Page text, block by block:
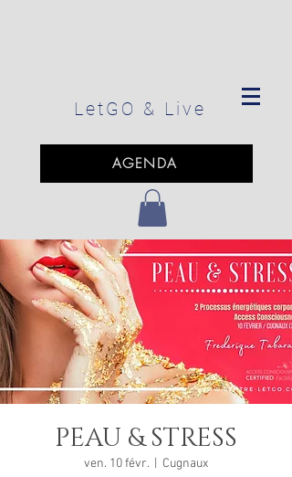
LetGO & Live
AGENDA
PEAU & STRESS
ven. 10 févr. Cugnaux